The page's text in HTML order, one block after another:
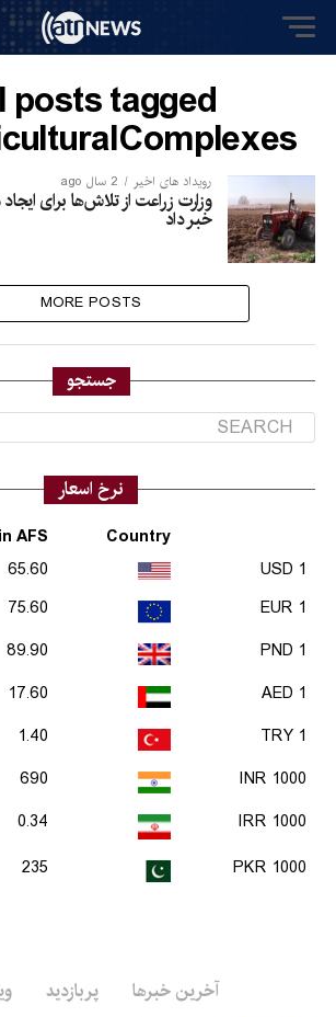
posts tagged
رویداد های اخیر 2 سال ago
وزارت زراعت از تلاش‌ها برای
خبر داد
MORE POSTS
جستجو
نرخ اسعار
Country
AFS
1 USD
65.60
1 EUR
75.60
1 PND
89.90
1 AED
17.60
1 TRY
1.40
1000 INR
690
1000 IRR
0.34
1000 PKR
235
آخرین خبرها پربازدید